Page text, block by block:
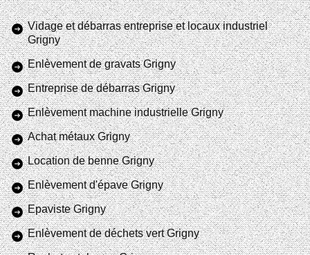
Vidage et débarras entreprise et locaux industriel
Grigny
Enlèvement de gravats Grigny
Entreprise de débarras Grigny
Enlèvement machine industrielle Grigny
Achat métaux Grigny
Location de benne Grigny
Enlèvement d'épave Grigny
Epaviste Grigny
Enlèvement de déchets vert Grigny